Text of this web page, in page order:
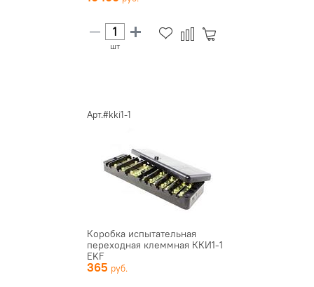
шт
Арт.#kki1-1
Коробка испытательная
переходная клеммная ККИ1-1
EKF
365